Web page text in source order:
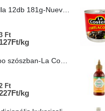
Ft
kg
Ft
kg